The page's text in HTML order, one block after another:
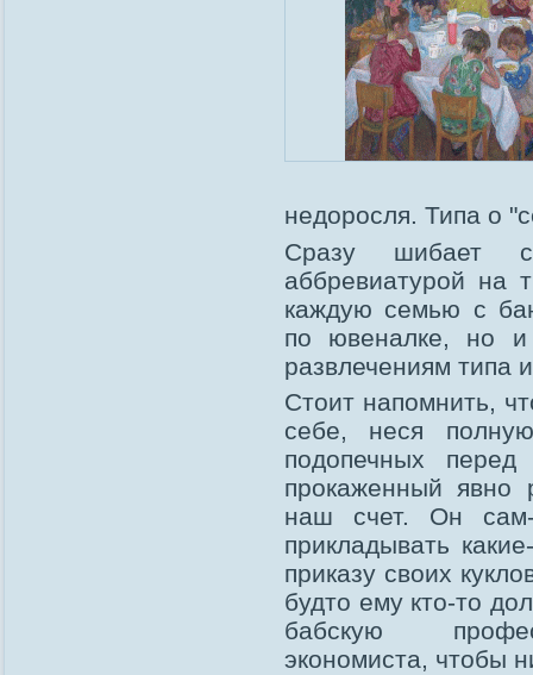
недоросля. Типа о
Сразу шибает
аббревиатурой на
каждую семью с
по ювеналке, но
развлечениям типа
Стоит напомнить,
себе, неся
подопечных
прокаженный
наш счет. Он сам-
прикладывать
приказу своих
будто ему кто-то
бабскую
экономиста, чтобы